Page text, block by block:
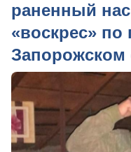
раненный
«воскрес» по